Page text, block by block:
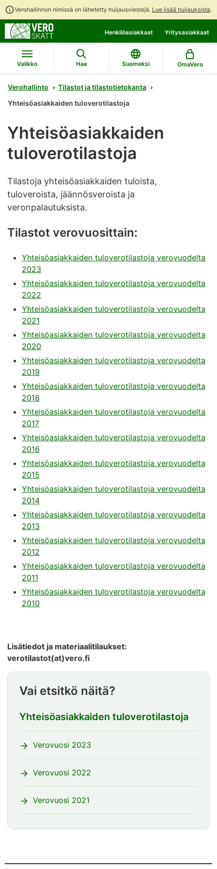
Verohallinnon nimissä on lähetetty huijausviestejä. Lue lisää huijauksista.
suoraan
sisältöön
koko
sivuston
hakuun
Henkilöasiakkaat Yritysasiakkaat
Valikko Hae Suomeksi OmaVero
Verohallinto
Tilastot ja tilastotietokanta
Yhteisöasiakkaiden tuloverotilastoja
Yhteisöasiakkaiden
tuloverotilastoja
Tilastoja yhteisöasiakkaiden tuloista,
tuloveroista, jäännösveroista ja
veronpalautuksista.
Tilastot verovuosittain:
Yhteisöasiakkaiden tuloverotilastoja verovuodelta
2023
Yhteisöasiakkaiden tuloverotilastoja verovuodelta
2022
Yhteisöasiakkaiden tuloverotilastoja verovuodelta
2021
Yhteisöasiakkaiden tuloverotilastoja verovuodelta
2020
Yhteisöasiakkaiden tuloverotilastoja verovuodelta
2019
Yhteisöasiakkaiden tuloverotilastoja verovuodelta
2018
Yhteisöasiakkaiden tuloverotilastoja verovuodelta
2017
Yhteisöasiakkaiden tuloverotilastoja verovuodelta
2016
Yhteisöasiakkaiden tuloverotilastoja verovuodelta
2015
Yhteisöasiakkaiden tuloverotilastoja verovuodelta
2014
Yhteisöasiakkaiden tuloverotilastoja verovuodelta
2013
Yhteisöasiakkaiden tuloverotilastoja verovuodelta
2012
Yhteisöasiakkaiden tuloverotilastoja verovuodelta
2011
Yhteisöasiakkaiden tuloverotilastoja verovuodelta
2010
Lisätiedot ja materiaalitilaukset:
verotilastot(at)vero.fi
Vai etsitkö näitä?
Yhteisöasiakkaiden tuloverotilastoja
Verovuosi 2023
Verovuosi 2022
Verovuosi 2021